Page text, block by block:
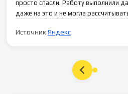
просто спасли. Работу выполнили
даже на это и не могла
ИсточникЯндекс